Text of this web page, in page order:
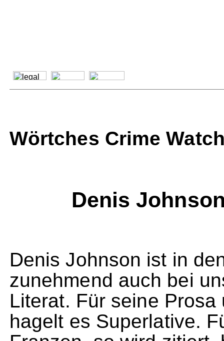
Wörtches Crime
Denis
Denis Johnson ist in
zunehmend auch bei
Literat. Für seine
hagelt es Superlative.